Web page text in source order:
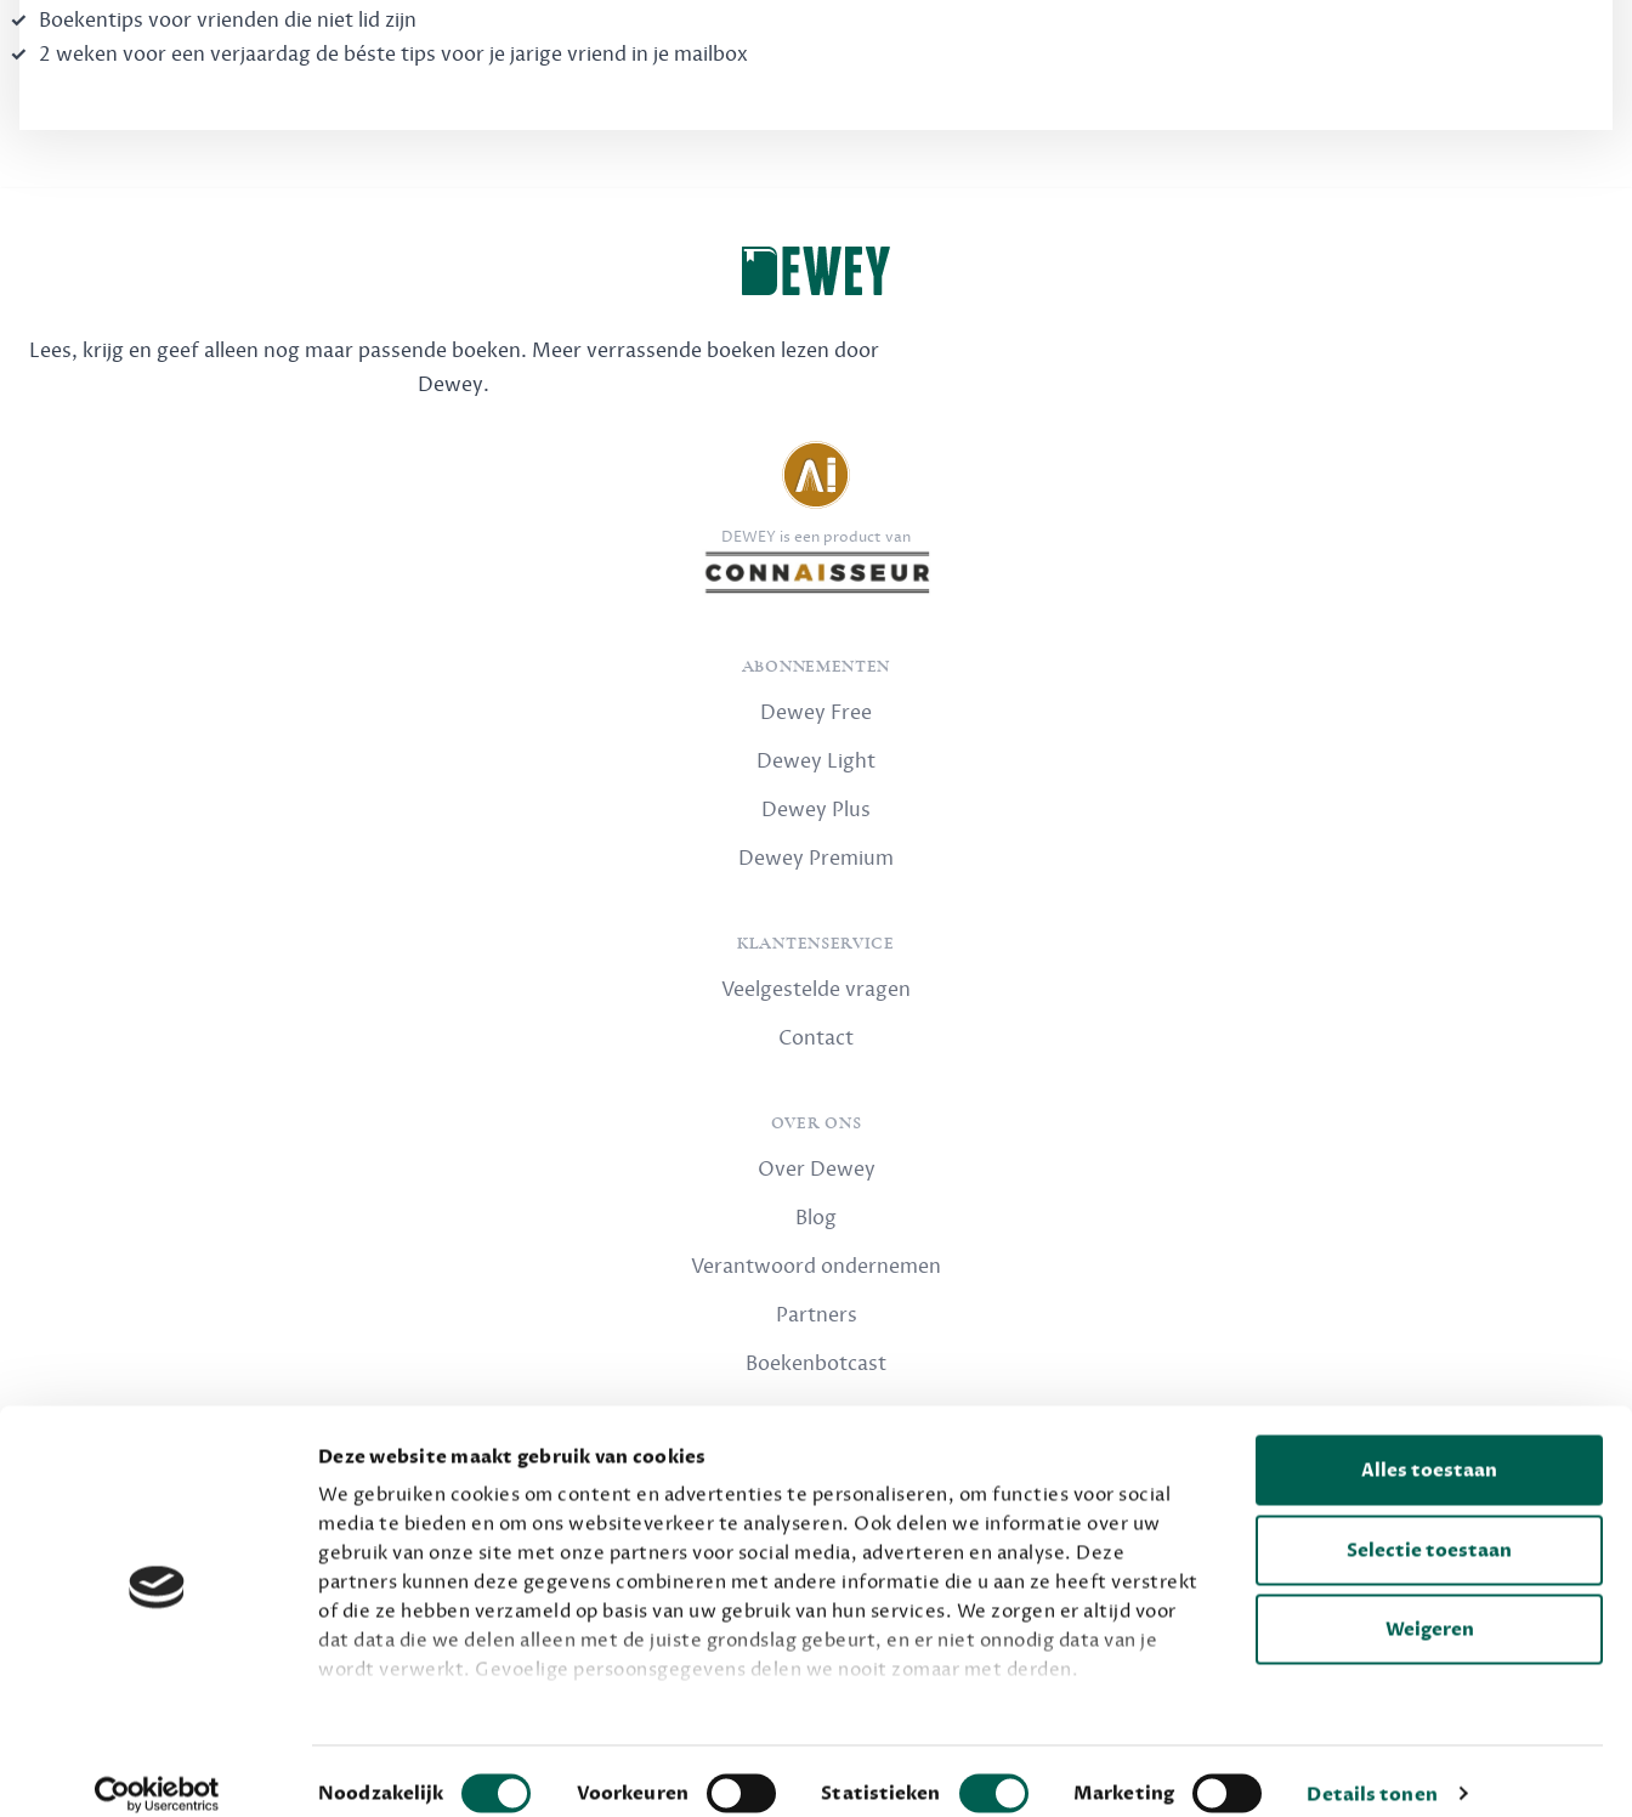
Deze website maakt gebruik van cookies
We gebruiken cookies om content en advertenties te personaliseren, om functies voor social
media te bieden en om ons websiteverkeer te analyseren. Ook delen we informatie over uw
gebruik van onze site met onze partners voor social media, adverteren en analyse. Deze
partners kunnen deze gegevens combineren met andere informatie die u aan ze heeft verstrekt
of die ze hebben verzameld op basis van uw gebruik van hun services. We zorgen er altijd voor
dat data die we delen alleen met de juiste grondslag gebeurt, en er niet onnodig data van je
wordt verwerkt. Gevoelige persoonsgegevens delen we nooit zomaar met derden.
Toestemmingsselectie
Noodzakelijk Voorkeuren Statistieken Marketing Details tonen
Alles toestaan
Selectie toestaan
Weigeren
Boekentips voor vrienden die niet lid zijn
2 weken voor een verjaardag de béste tips voor je jarige vriend in je mailbox
Lees, krijg en geef alleen nog maar passende boeken. Meer verrassende boeken lezen door
Dewey.
DEWEY is een product van
ABONNEMENTEN
Dewey Free
Dewey Light
Dewey Plus
Dewey Premium
KLANTENSERVICE
Veelgestelde vragen
Contact
OVER ONS
Over Dewey
Blog
Verantwoord ondernemen
Partners
Boekenbotcast
Privacy
Voorwaarden
© 2026 Connaisseur B.V.